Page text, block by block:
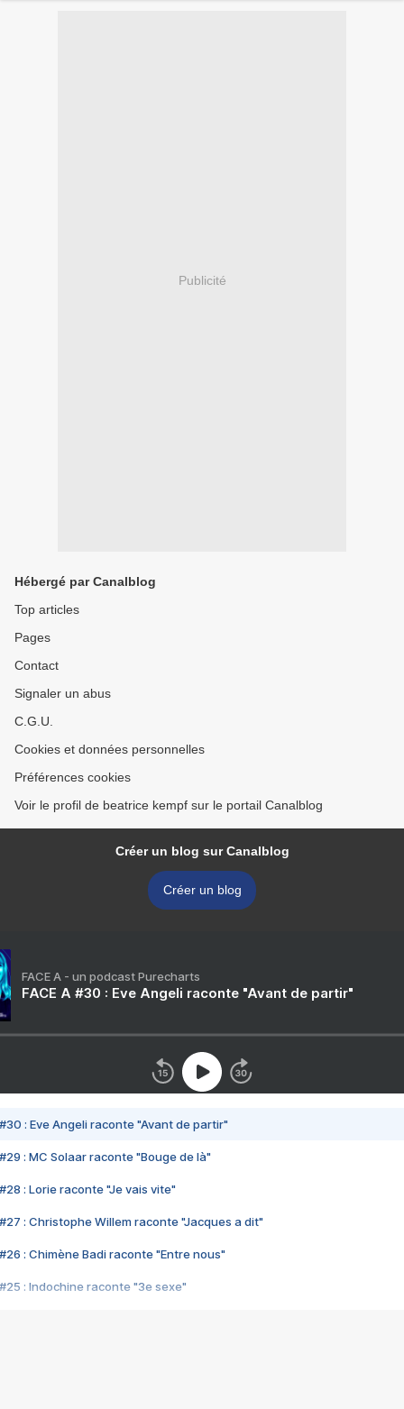
Publicité
Hébergé par Canalblog
Top articles
Pages
Contact
Signaler un abus
C.G.U.
Cookies et données personnelles
Préférences cookies
Voir le profil de beatrice kempf sur le portail Canalblog
Créer un blog sur Canalblog
Créer un blog
FACE A - un podcast Purecharts
FACE A #30 : Eve Angeli raconte "Avant de partir"
#30 : Eve Angeli raconte "Avant de partir"
#29 : MC Solaar raconte "Bouge de là"
#28 : Lorie raconte "Je vais vite"
#27 : Christophe Willem raconte "Jacques a dit"
#26 : Chimène Badi raconte "Entre nous"
#25 : Indochine raconte "3e sexe"